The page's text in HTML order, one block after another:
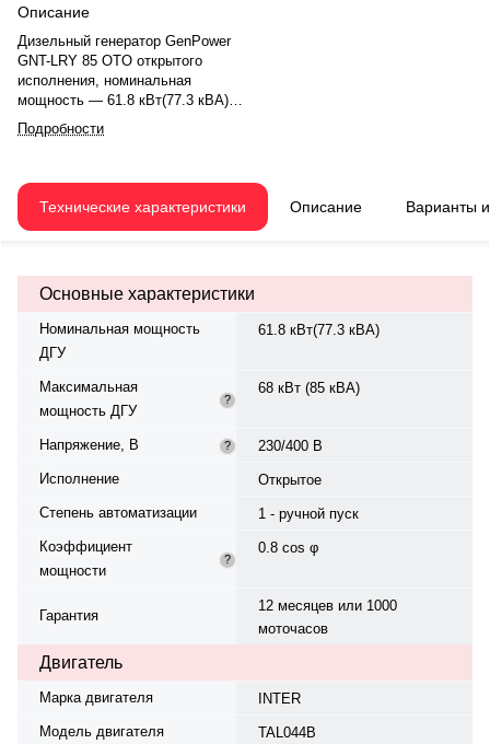
Описание
Дизельный генератор GenPower
GNT-LRY 85 OTO открытого
исполнения, номинальная
мощность — 61.8 кВт(77.3 кВА),
максимальная — 68 кВт (85 кВА).
Двигатель INTER TAL044B,
регулятором оборотов. Объём
двигателя — 3.76 л. Система
Частота вращения — 1500 об/
мин. Генератор синхронный, 3-
изоляции H. Расход топлива: 16.8
л/ч при 100% нагрузке, 15.0 л/ч
Степень сжатия — 17.5:1. Вес —
957 кг, габариты: 1900×700×1562
гарантия — 12 месяцев или 1000
моточасов.
Подробности
Технические характеристики Описание Варианты
Основные характеристики
Номинальная мощность
ДГУ
61.8 кВт(77.3 кВА)
Максимальная
мощность ДГУ
?
68 кВт (85 кВА)
Напряжение, В ?
230/400 В
Исполнение
Открытое
Степень автоматизации
1 - ручной пуск
Коэффициент
мощности
?
0.8 cos φ
Гарантия
12 месяцев или 1000
моточасов
Двигатель
Марка двигателя
INTER
Модель двигателя
TAL044B